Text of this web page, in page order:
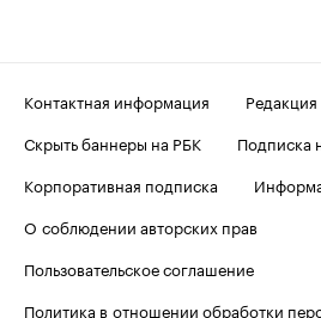
Контактная информация
Редакция
Скрыть баннеры на РБК
Подписка
Корпоративная подписка
О соблюдении авторских прав
Пользовательское соглашение
Политика в отношении обработки